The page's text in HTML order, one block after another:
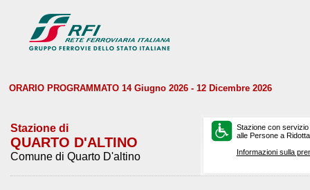
ORARIO PROGRAMMATO 14 Giugno 2026 - 12 Dicembre 2026
Stazione di
QUARTO D'ALTINO
Comune di Quarto D'altino
Stazione con
alle Persone a
Informazioni sulla